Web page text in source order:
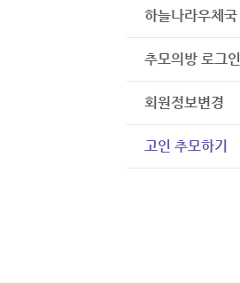
하늘나라우체국
추모의방 로그인
회원정보변경
고인 추모하기